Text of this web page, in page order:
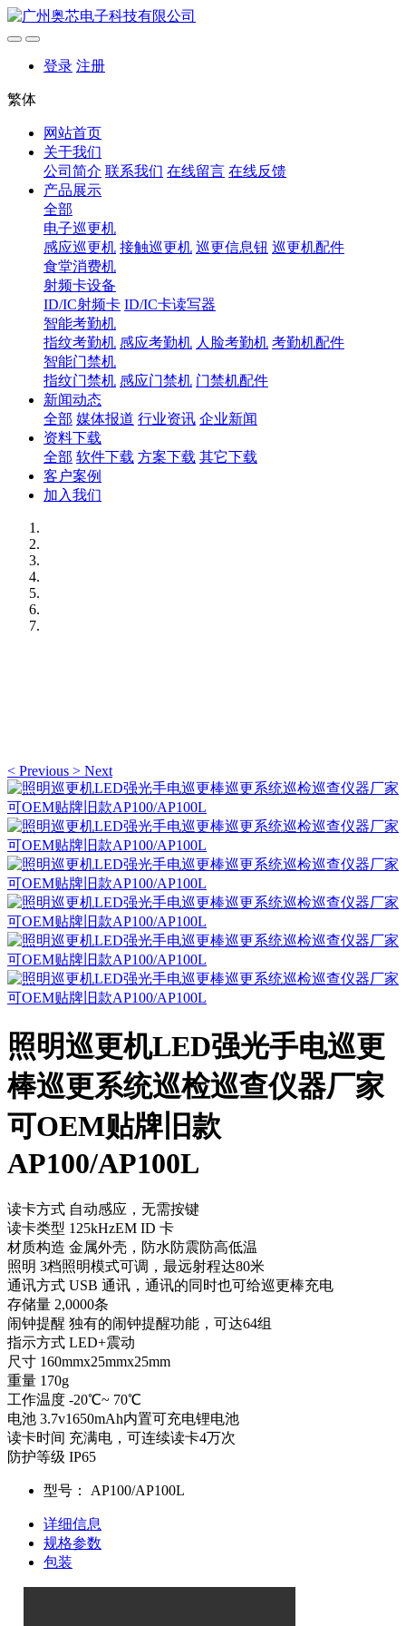
登录 注册
繁体
网站首页
关于我们
公司简介 联系我们 在线留言 在线反馈
产品展示
全部
电子巡更机
感应巡更机 接触巡更机 巡更信息钮 巡更机配件
食堂消费机
射频卡设备
ID/IC射频卡 ID/IC卡读写器
智能考勤机
指纹考勤机 感应考勤机 人脸考勤机 考勤机配件
智能门禁机
指纹门禁机 感应门禁机 门禁机配件
新闻动态
全部 媒体报道 行业资讯 企业新闻
资料下载
全部 软件下载 方案下载 其它下载
客户案例
加入我们
< Previous > Next
照明巡更机LED强光手电巡更
棒巡更系统巡检巡查仪器厂家
可OEM贴牌旧款
AP100/AP100L
读卡方式 自动感应，无需按键
读卡类型 125kHzEM ID 卡
材质构造 金属外壳，防水防震防高低温
照明 3档照明模式可调，最远射程达80米
通讯方式 USB 通讯，通讯的同时也可给巡更棒充电
存储量 2,0000条
闹钟提醒 独有的闹钟提醒功能，可达64组
指示方式 LED+震动
尺寸 160mmx25mmx25mm
重量 170g
工作温度 -20℃~ 70℃
电池 3.7v1650mAh内置可充电锂电池
读卡时间 充满电，可连续读卡4万次
防护等级 IP65
型号： AP100/AP100L
详细信息
规格参数
包装